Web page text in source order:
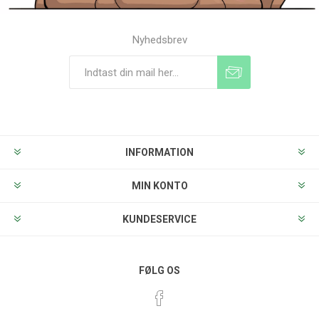
Nyhedsbrev
INFORMATION
MIN KONTO
KUNDESERVICE
FØLG OS